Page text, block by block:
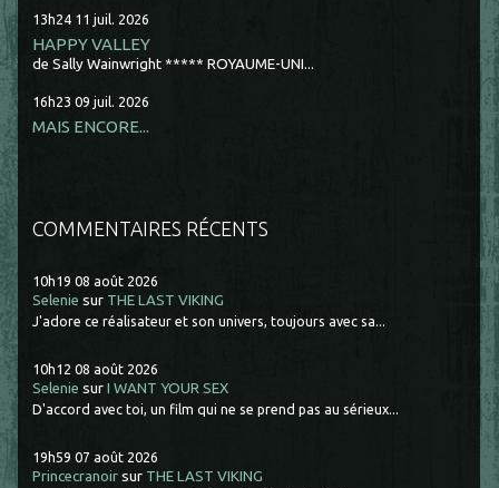
13h24 11 juil. 2026
HAPPY VALLEY
de Sally Wainwright ***** ROYAUME-UNI...
16h23 09 juil. 2026
MAIS ENCORE...
COMMENTAIRES RÉCENTS
10h19 08 août 2026
Selenie sur THE LAST VIKING
J'adore ce réalisateur et son univers, toujours avec sa...
10h12 08 août 2026
Selenie surI WANT YOUR SEX
D'accord avec toi, un film qui ne se prend pas au sérieux...
19h59 07 août 2026
Princecranoir sur THE LAST VIKING